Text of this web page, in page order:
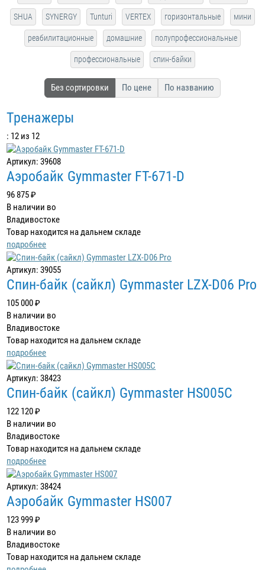
SHUA SYNERGY Tunturi VERTEX горизонтальные мини
реабилитационные домашние полупрофессиональные
профессиональные спин-байки
Без сортировки По цене По названию
Тренажеры
: 12 из 12
Артикул: 39608
Аэробайк Gymmaster FT-671-D
96 875 ₽
В наличии во
Владивостоке
Товар находится на дальнем складе
подробнее
Артикул: 39055
Спин-байк (сайкл) Gymmaster LZX-D06 Pro
105 000 ₽
В наличии во
Владивостоке
Товар находится на дальнем складе
подробнее
Артикул: 38423
Спин-байк (сайкл) Gymmaster HS005C
122 120 ₽
В наличии во
Владивостоке
Товар находится на дальнем складе
подробнее
Артикул: 38424
Аэробайк Gymmaster HS007
123 999 ₽
В наличии во
Владивостоке
Товар находится на дальнем складе